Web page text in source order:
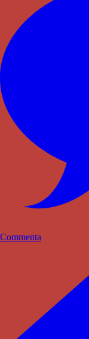
Commenta